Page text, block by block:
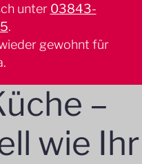
unter 03843-
.
gewohnt für
–
wie Ihr